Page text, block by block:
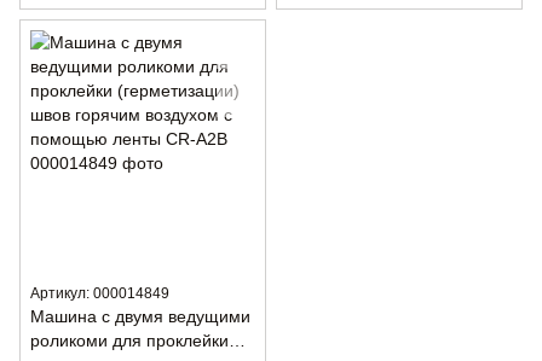
Артикул: 000014849
Машина с двумя ведущими
роликоми для проклейки